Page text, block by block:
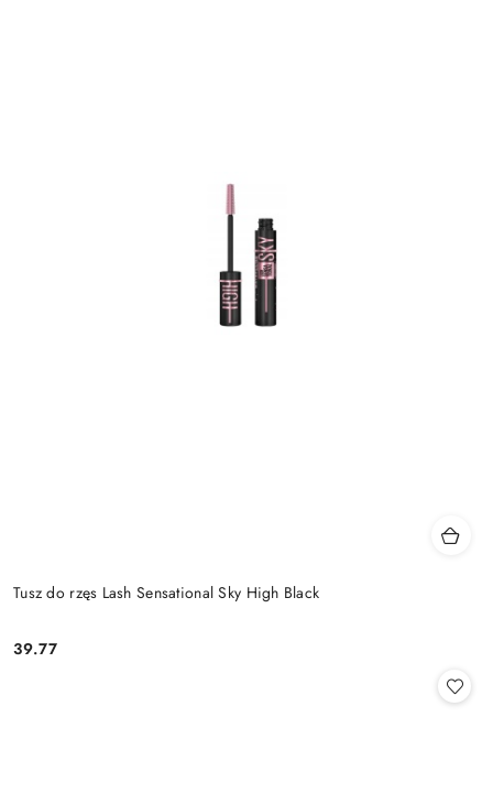
Tusz do rzęs Lash Sensational Sky High Black
Cena:
39.77